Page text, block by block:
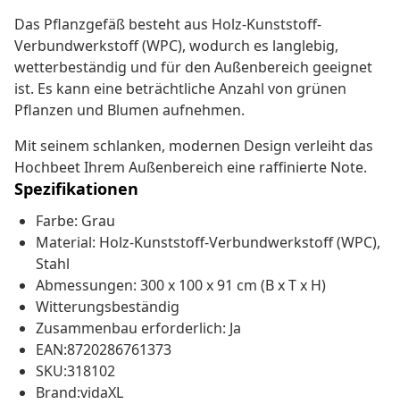
Das Pflanzgefäß besteht aus Holz-Kunststoff-
Verbundwerkstoff (WPC), wodurch es langlebig,
wetterbeständig und für den Außenbereich geeignet
ist. Es kann eine beträchtliche Anzahl von grünen
Pflanzen und Blumen aufnehmen.
Mit seinem schlanken, modernen Design verleiht das
Hochbeet Ihrem Außenbereich eine raffinierte Note.
Spezifikationen
Farbe: Grau
Material: Holz-Kunststoff-Verbundwerkstoff (WPC),
Stahl
Abmessungen: 300 x 100 x 91 cm (B x T x H)
Witterungsbeständig
Zusammenbau erforderlich: Ja
EAN:8720286761373
SKU:318102
Brand:vidaXL